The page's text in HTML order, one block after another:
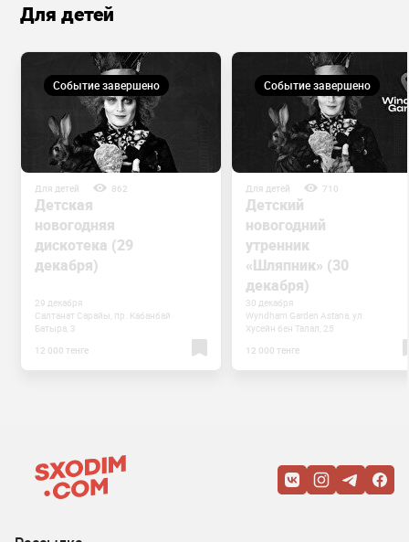
Для детей
Событие завершено
Для детей 862
Детская
новогодняя
дискотека (29
декабря)
29 декабря
Салтанат Сарайы, пр. Кабанбай
Батыра, 3⁣⁣⠀
12 000 тенге
Событие завершено
Для детей 710
Детский
новогодний
утренник
«Шляпник» (30
декабря)
30 декабря
Wyndham Garden Astana, ул.
Хусейн бен Талал, 25
12 000 тенге